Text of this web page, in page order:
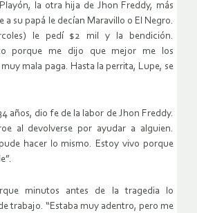
la otra hija de Jhon Freddy, más
a su papá le decían Maravillo o El Negro.
le pedí $2 mil y la bendición.
porque me dijo que mejor me los
mala paga. Hasta la perrita, Lupe, se
años, dio fe de la labor de Jhon Freddy.
al devolverse por ayudar a alguien.
hacer lo mismo. Estoy vivo porque
minutos antes de la tragedia lo
trabajo. “Estaba muy adentro, pero me